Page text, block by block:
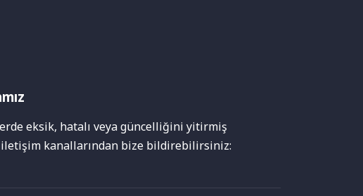
eksik, hatalı veya güncelliğini yitirmiş
iletişim kanallarından bize bildirebilirsiniz: